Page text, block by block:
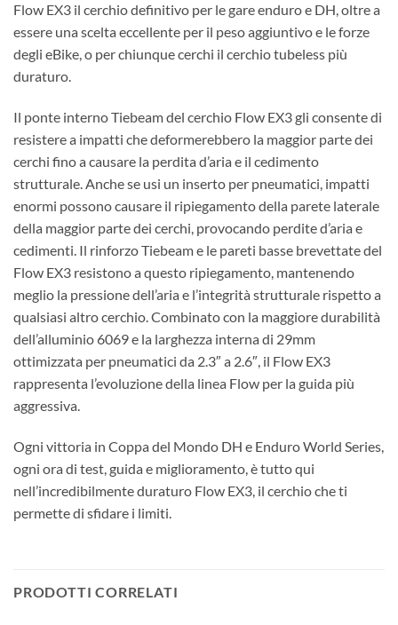
Flow EX3 il cerchio definitivo per le gare enduro e DH, oltre a
essere una scelta eccellente per il peso aggiuntivo e le forze
degli eBike, o per chiunque cerchi il cerchio tubeless più
duraturo.
Il ponte interno Tiebeam del cerchio Flow EX3 gli consente di
resistere a impatti che deformerebbero la maggior parte dei
cerchi fino a causare la perdita d’aria e il cedimento
strutturale. Anche se usi un inserto per pneumatici, impatti
enormi possono causare il ripiegamento della parete laterale
della maggior parte dei cerchi, provocando perdite d’aria e
cedimenti. Il rinforzo Tiebeam e le pareti basse brevettate del
Flow EX3 resistono a questo ripiegamento, mantenendo
meglio la pressione dell’aria e l’integrità strutturale rispetto a
qualsiasi altro cerchio. Combinato con la maggiore durabilità
dell’alluminio 6069 e la larghezza interna di 29mm
ottimizzata per pneumatici da 2.3″ a 2.6″, il Flow EX3
rappresenta l’evoluzione della linea Flow per la guida più
aggressiva.
Ogni vittoria in Coppa del Mondo DH e Enduro World Series,
ogni ora di test, guida e miglioramento, è tutto qui
nell’incredibilmente duraturo Flow EX3, il cerchio che ti
permette di sfidare i limiti.
PRODOTTI CORRELATI